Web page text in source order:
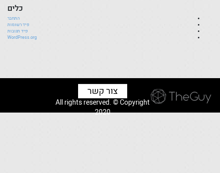
כלים
התחבר
פיד רשומות
פיד תגובות
WordPress.org
All rights reserved. © Copyright
2020
צור קשר